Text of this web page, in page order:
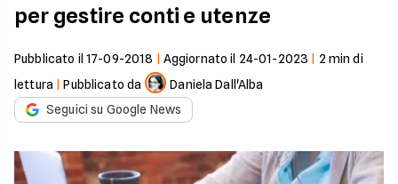
per gestire conti e utenze
Pubblicato il 17-09-2018 Aggiornato il 24-01-2023 2 min di
lettura |Pubblicato da
Daniela Dall'Alba
Seguici su Google News